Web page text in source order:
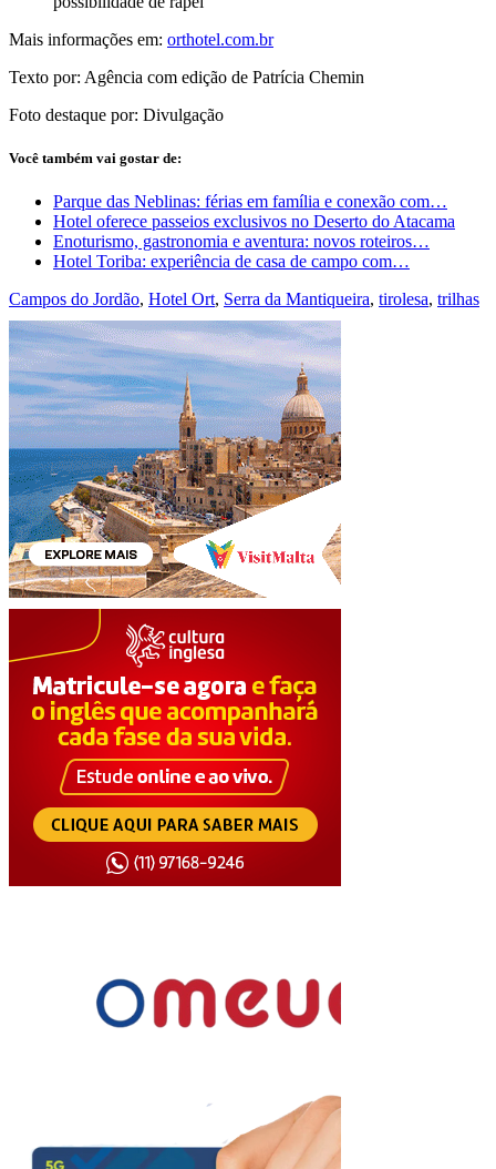
Mais informações em: orthotel.com.br
Texto por: Agência com edição de Patrícia Chemin
Foto destaque por: Divulgação
Você também vai gostar de:
Parque das Neblinas: férias em família e conexão com…
Hotel oferece passeios exclusivos no Deserto do Atacama
Enoturismo, gastronomia e aventura: novos roteiros…
Hotel Toriba: experiência de casa de campo com…
Campos do Jordão, Hotel Ort, Serra da Mantiqueira, tirolesa, trilhas